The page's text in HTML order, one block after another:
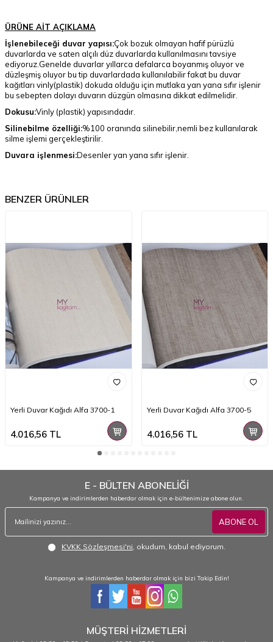
ÜRÜNE AİT AÇIKLAMA
İşlenebileceği duvar yapısı:Çok bozuk olmayan hafif pürüzlü
duvarlarda ve saten alçılı düz duvarlarda kullanılmasını tavsiye
ediyoruz.Genelde duvarlar yıllarca defalarca boyanmış oluyor ve
düzleşmiş oluyor bu tip duvarlardada kullanılabilir fakat bu duvar
kağıtları vinly(plastik) dokuda olduğu için mutlaka yan yana sıfır işlenir
bu sebepten dolayı duvarın düzgün olmasına dikkat edilmelidir.
Dokusu:Vinly (plastik) yapısındadır.
Silinebilme özelliği:%100 oranında silinebilir,nemli bez kullanılarak
silme işlemi gerçekleştirilir.
Duvara işlenmesi:Desenler yan yana sıfır işlenir.
BENZER ÜRÜNLER
Yerli Duvar Kağıdı Alfa 3700-1
4.016,56 TL
Yerli Duvar Kağıdı Alfa 3700-5
4.016,56TL
E - BÜLTEN ABONELİĞİ
Kampanya ve indirimlerden haberdar olmak için e-bültenimize abone olun.
ABONE OL
KVKK Sözleşmesi'ni, okudum, kabul ediyorum.
Kampanya ve indirimlerden haberdar olmak için bizi Takip Edin!
MÜŞTERİ HİZMETLERİ